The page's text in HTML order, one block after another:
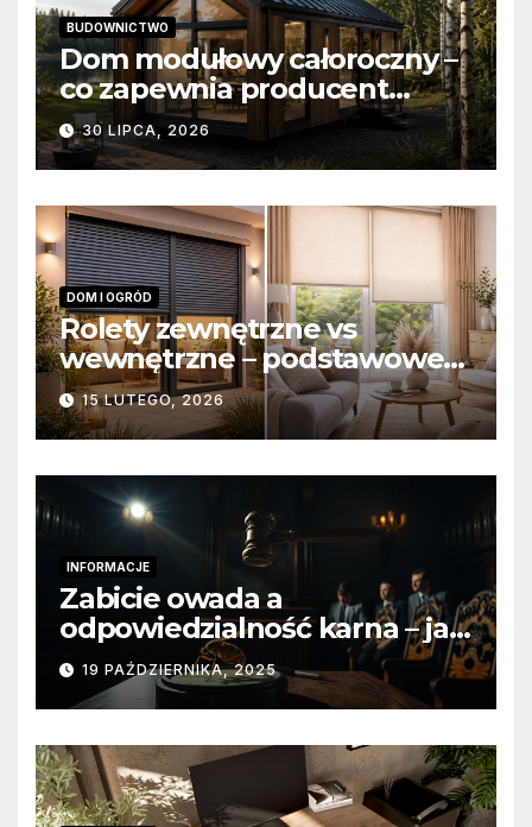
BUDOWNICTWO
Dom modułowy całoroczny –
co zapewnia producent
domów modułowych?
30 LIPCA, 2026
DOM I OGRÓD
Rolety zewnętrzne vs
wewnętrzne – podstawowe
różnice konstrukcyjne i
funkcjonalne
15 LUTEGO, 2026
INFORMACJE
Zabicie owada a
odpowiedzialność karna – jak
wygląda to w praktyce?
19 PAŹDZIERNIKA, 2025